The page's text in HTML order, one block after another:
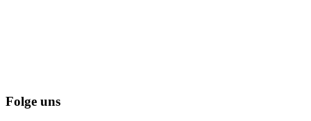
Folge uns